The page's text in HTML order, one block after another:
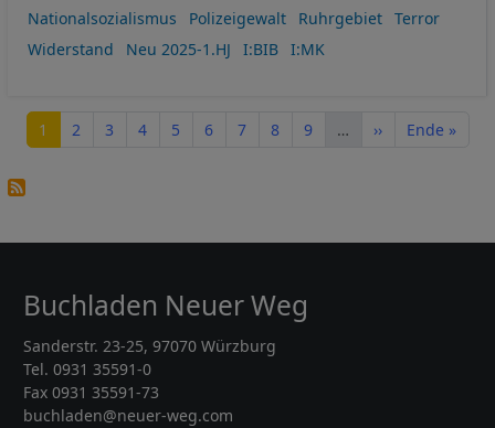
Nationalsozialismus
Polizeigewalt Ruhrgebiet
Terror
Widerstand
Neu 2025-1.HJ I:BIB I:MK
Seite
1 Seite
2 Seite
3 Seite
4 Seite
5 Seite
6 Seite
7 Seite
8 Seite
9 … Nächste Seite
›› Letzte Seite
Ende »
Buchladen Neuer Weg
Sanderstr. 23-25, 97070 Würzburg
Tel. 0931 35591-0
Fax 0931 35591-73
buchladen@neuer-weg.com